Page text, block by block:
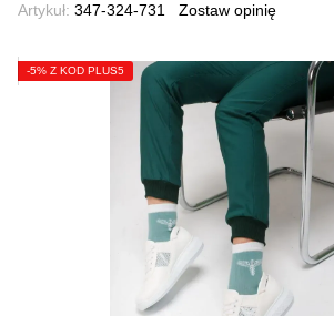
Artykuł: 347-324-731 Zostaw opinię
-5% Z KOD PLUS5